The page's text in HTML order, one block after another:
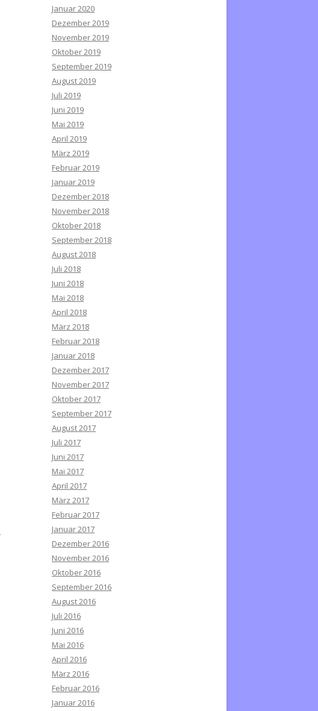
Januar 2020
Dezember 2019
November 2019
Oktober 2019
September 2019
August 2019
Juli 2019
Juni 2019
Mai 2019
April 2019
März 2019
Februar 2019
Januar 2019
Dezember 2018
November 2018
Oktober 2018
September 2018
August 2018
Juli 2018
Juni 2018
Mai 2018
April 2018
März 2018
Februar 2018
Januar 2018
Dezember 2017
November 2017
Oktober 2017
September 2017
August 2017
Juli 2017
Juni 2017
Mai 2017
April 2017
März 2017
Februar 2017
Januar 2017
Dezember 2016
November 2016
Oktober 2016
September 2016
August 2016
Juli 2016
Juni 2016
Mai 2016
April 2016
März 2016
Februar 2016
Januar 2016